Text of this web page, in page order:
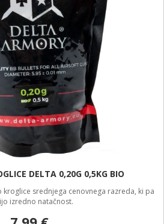
DELTA 0,20G 0,5KG BIO
kroglice srednjega cenovnega razreda, ki pa
izredno natačnost.